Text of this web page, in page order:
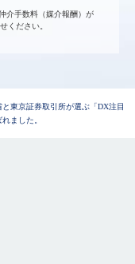
介手数料（媒介報酬）が
ください。
東京証券取引所が選ぶ「DX注目
ました。